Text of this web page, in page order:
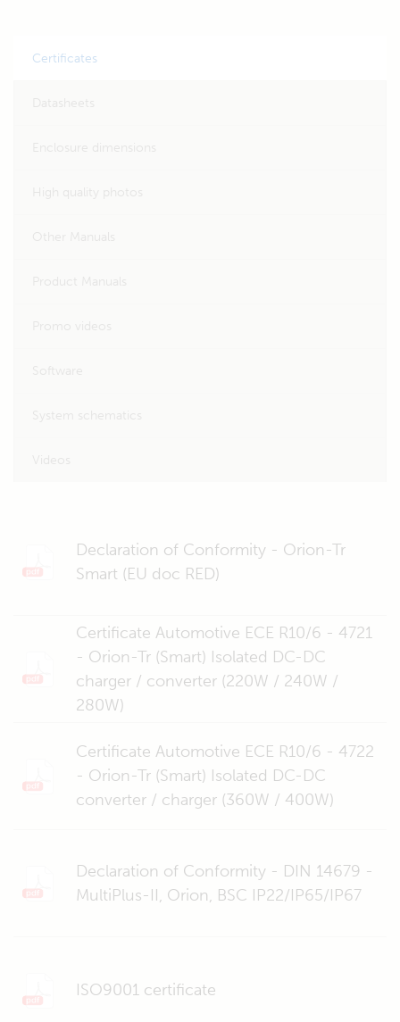
Certificates
Declaration of Conformity - Orion-Tr
Smart (EU doc RED)
Certificate Automotive ECE R10/6 - 4721
- Orion-Tr (Smart) Isolated DC-DC
charger / converter (220W / 240W /
280W)
Certificate Automotive ECE R10/6 - 4722
- Orion-Tr (Smart) Isolated DC-DC
converter / charger (360W / 400W)
Declaration of Conformity - DIN 14679 -
MultiPlus-II, Orion, BSC IP22/IP65/IP67
ISO9001 certificate